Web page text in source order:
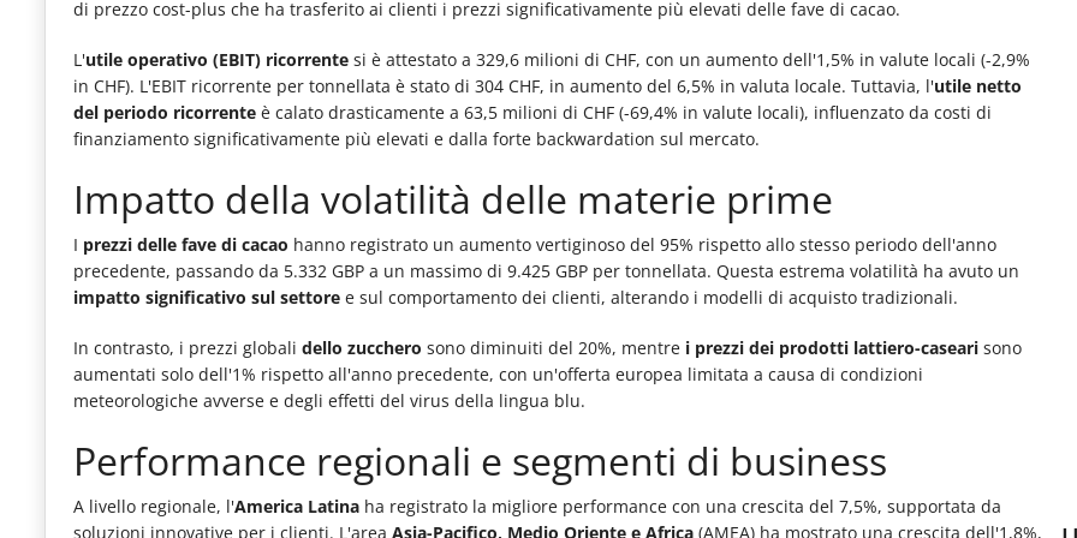
le
novità
del
comparto
di prezzo cost-plus che ha trasferito ai clienti i prezzi significativamente più elevati delle fave di cacao.
L'utile operativo (EBIT) ricorrente si è attestato a 329,6 milioni di CHF, con un aumento dell'1,5% in valute locali (-2,9%
in CHF). L'EBIT ricorrente per tonnellata è stato di 304 CHF, in aumento del 6,5% in valuta locale. Tuttavia, l'utile netto
del periodo ricorrente è calato drasticamente a 63,5 milioni di CHF (-69,4% in valute locali), influenzato da costi di
finanziamento significativamente più elevati e dalla forte backwardation sul mercato.
Impatto della volatilità delle materie prime
I prezzi delle fave di cacao hanno registrato un aumento vertiginoso del 95% rispetto allo stesso periodo dell'anno
precedente, passando da 5.332 GBP a un massimo di 9.425 GBP per tonnellata. Questa estrema volatilità ha avuto un
impatto significativo sul settore e sul comportamento dei clienti, alterando i modelli di acquisto tradizionali.
In contrasto, i prezzi globali dello zucchero sono diminuiti del 20%, mentre i prezzi dei prodotti lattiero-caseari sono
aumentati solo dell'1% rispetto all'anno precedente, con un'offerta europea limitata a causa di condizioni
meteorologiche avverse e degli effetti del virus della lingua blu.
Performance regionali e segmenti di business
A livello regionale, l'America Latina ha registrato la migliore performance con una crescita del 7,5%, supportata da
soluzioni innovative per i clienti. L'area Asia-Pacifico, Medio Oriente e Africa (AMEA) ha mostrato una crescita dell'1,8%,